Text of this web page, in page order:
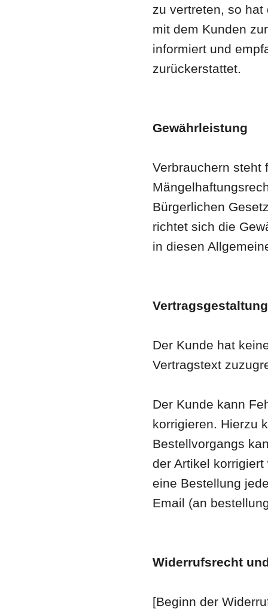
zu vertreten, so hat
mit dem Kunden
informiert und
zurückerstattet.
Gewährleistung
Verbrauchern steht
Bürgerlichen
richtet sich die
in diesen
Vertragsgestaltung
Der Kunde hat
Vertragstext
Der Kunde kann
korrigieren. Hierzu
Bestellvorgangs
der Artikel
eine Bestellung
Email (an
Widerrufsrecht
[Beginn der